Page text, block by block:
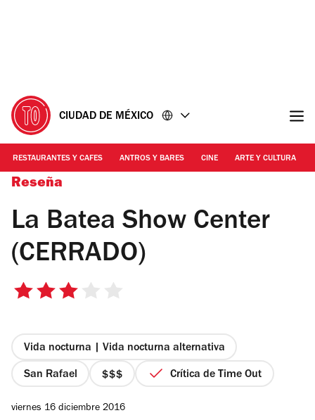
CIUDAD DE MÉXICO
RESTAURANTES Y CAFES ANTROS Y BARES CINE ARTE Y CULTURA
Reseña
La Batea Show Center
(CERRADO)
3
estrellas
Vida nocturna | Vida nocturna alternativa
San Rafael
precio
Crítica de Time Out
viernes 16 diciembre 2016